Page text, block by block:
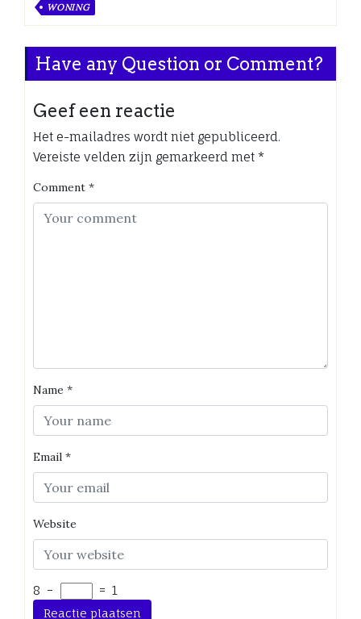
WONING
Have any Question or Comment?
Geef een reactie
Het e-mailadres wordt niet gepubliceerd.
Vereiste velden zijn gemarkeerd met *
Comment *
Name *
Email *
Website
8 − = 1